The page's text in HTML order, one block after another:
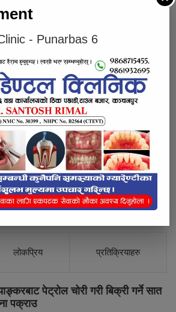
हजारौँ नेपाली मत हाल्न स्वदेश फर्किँदै
Below Comments Ad
लोकप्रिय प्रतिक्रियाहरु
पेट्रोल चोरी गरी बिक्री गर्ने सात
पक्राउ
- Punarbas 6